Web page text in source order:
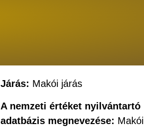
Járás: Makói járás
A nemzeti értéket nyilvántartó
adatbázis megnevezése: Makói